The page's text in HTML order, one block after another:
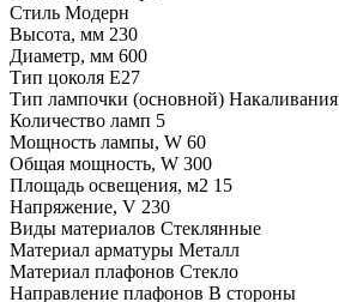
Стиль Модерн
Высота, мм 230
Диаметр, мм 600
Тип цоколя E27
Тип лампочки (основной) Накаливания
Количество ламп 5
Мощность лампы, W 60
Общая мощность, W 300
Площадь освещения, м2 15
Напряжение, V 230
Виды материалов Стеклянные
Материал арматуры Металл
Материал плафонов Стекло
Направление плафонов В стороны